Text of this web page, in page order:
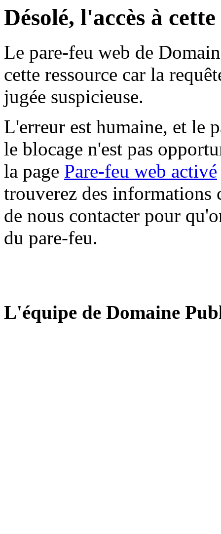
Désolé, l'accès à
Le pare-feu web de
cette ressource car la
jugée suspicieuse.
L'erreur est humaine, et le
le blocage n'est pas
la page Pare-feu web activé
trouverez des informations
de nous contacter pour
du pare-feu.
L'équipe de Domaine